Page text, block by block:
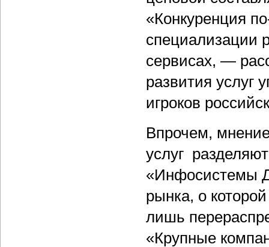
«Конкуренция
специализации
сервисах, —
развития услуг
игроков
Впрочем,
услуг
«Инфосистемы
рынка, о
лишь
«Крупные